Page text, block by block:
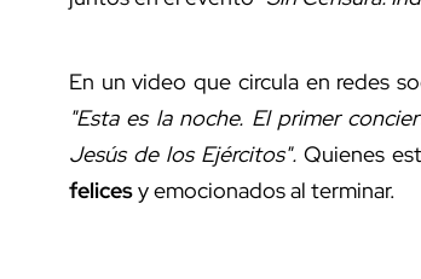
En un video que circula en redes
"Esta es la noche. El primer
Jesús de los Ejércitos".Quienes
felicesy emocionados al terminar.